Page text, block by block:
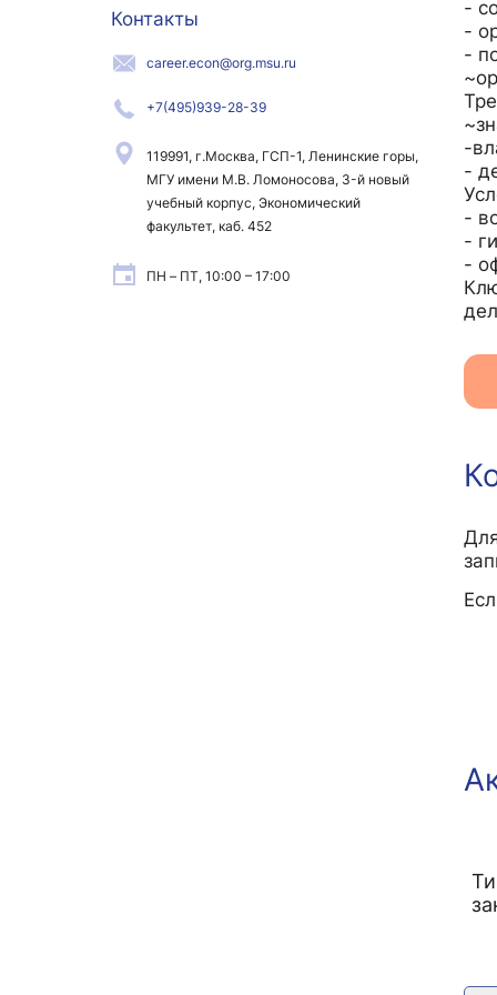
Контакты
career.econ@org.msu.ru
+7(495)939-28-39
119991, г.Москва, ГСП-1, Ленинские горы,
МГУ имени М.В. Ломоносова, 3-й новый
учебный корпус, Экономический
факультет, каб. 452
ПН – ПТ, 10:00 – 17:00
-
-
-
-
-
-
-
-